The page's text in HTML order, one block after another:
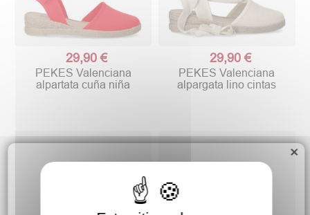
29,90 €
PEKES Valenciana
alpartata cuña niña
29,90 €
PEKES Valenciana
alpargata lino cintas
×